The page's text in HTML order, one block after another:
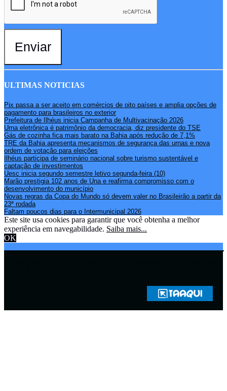
Enviar
ULTIMAS NOTICIAS
Pix passa a ser aceito em comércios de oito países e amplia opções de
pagamento para brasileiros no exterior
Prefeitura de Ilhéus inicia Campanha de Multivacinação 2026
Urna eletrônica é patrimônio da democracia, diz presidente do TSE
Gás de cozinha fica mais barato na Bahia após redução de 7,1%
TRE da Bahia apresenta mecanismos de segurança das urnas e nova
ordem de votação para eleições
Ilhéus participa de seminário nacional sobre turismo sustentável e
captação de investimentos
Uesc inicia segundo semestre letivo segunda-feira (10)
Marão prestigia 102 anos de Una e reafirma compromisso com o
desenvolvimento do município
Novas regras da Copa do Mundo só devem valer no Brasileirão a partir da
23ª rodada
Faltam poucos dias para o Intermunicipal 2026
Este site usa cookies para garantir que você obtenha a melhor
experiência em navegabilidade. Saiba mais...
OK